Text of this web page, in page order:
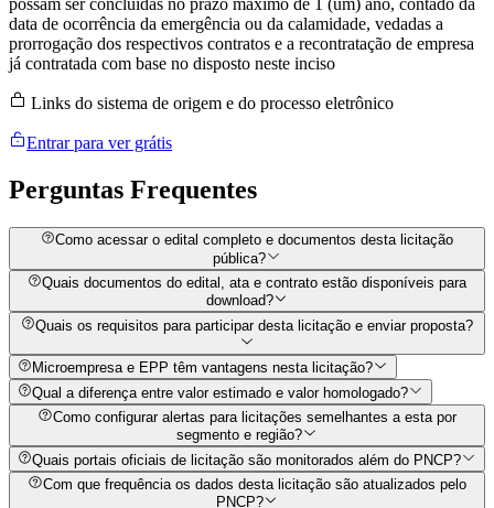
possam ser concluídas no prazo máximo de 1 (um) ano, contado da
data de ocorrência da emergência ou da calamidade, vedadas a
prorrogação dos respectivos contratos e a recontratação de empresa
já contratada com base no disposto neste inciso
Links do sistema de origem e do processo eletrônico
Entrar para ver grátis
Perguntas Frequentes
Como acessar o edital completo e documentos desta licitação
pública?
Quais documentos do edital, ata e contrato estão disponíveis para
download?
Quais os requisitos para participar desta licitação e enviar proposta?
Microempresa e EPP têm vantagens nesta licitação?
Qual a diferença entre valor estimado e valor homologado?
Como configurar alertas para licitações semelhantes a esta por
segmento e região?
Quais portais oficiais de licitação são monitorados além do PNCP?
Com que frequência os dados desta licitação são atualizados pelo
PNCP?